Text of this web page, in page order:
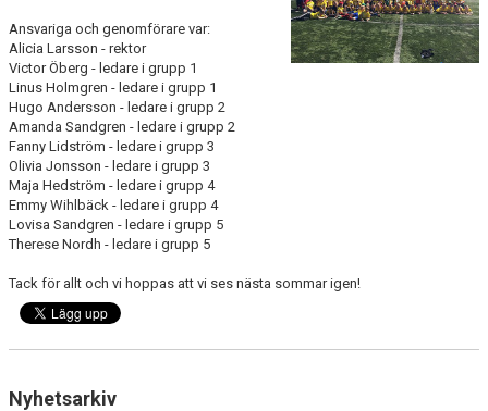
Ansvariga och genomförare var:
Alicia Larsson - rektor
Victor Öberg - ledare i grupp 1
Linus Holmgren - ledare i grupp 1
Hugo Andersson - ledare i grupp 2
Amanda Sandgren - ledare i grupp 2
Fanny Lidström - ledare i grupp 3
Olivia Jonsson - ledare i grupp 3
Maja Hedström - ledare i grupp 4
Emmy Wihlbäck - ledare i grupp 4
Lovisa Sandgren - ledare i grupp 5
Therese Nordh - ledare i grupp 5
Tack för allt och vi hoppas att vi ses nästa sommar igen!
Nyhetsarkiv